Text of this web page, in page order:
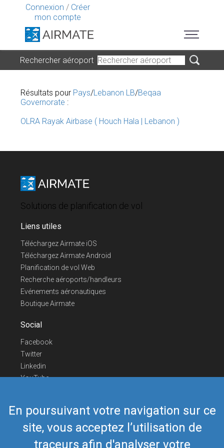
Connexion / Créer
mon compte
En poursuivant votre navigation sur ce
site, vous acceptez l’utilisation de
traceurs afin d'analyser votre
Rechercher aéroport
Résultats pour Pays/Lebanon LB/Beqaa
Governorate :
OLRA Rayak Airbase ( Houch Hala | Lebanon )
Solutions de planification de vol
Liens utiles
Téléchargez Airmate iOS
Téléchargez Airmate Android
Planification de vol Web
Recherche aéroports/handleurs
Evénements aéronautiques
Boutique Airmate
Social
Facebook
Twitter
Linkedin
YouTube
Nous contacter
Téléphone Europe+352 26441835
Téléphone US/Canada418-592-8862